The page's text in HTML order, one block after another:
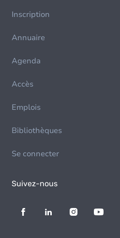
Inscription
Annuaire
Agenda
Accès
Emplois
Bibliothèques
Se connecter
Suivez-nous